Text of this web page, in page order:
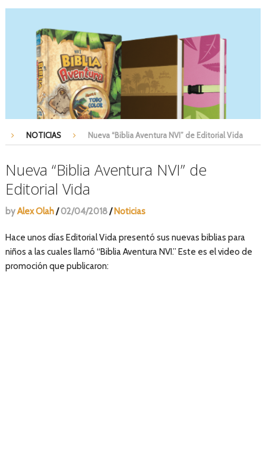
NOTICIAS Nueva “Biblia Aventura NVI” de Editorial Vida
Nueva “Biblia Aventura NVI” de
Editorial Vida
byAlex Olah/ 02/04/2018/ Noticias
Hace unos días Editorial Vida presentó sus nuevas biblias para
niños a las cuales llamó “Biblia Aventura NVI.” Este es el video de
promoción que publicaron: